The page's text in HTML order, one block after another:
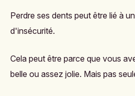
Perdre ses dents peut être lié à
d'insécurité.
Cela peut être parce que vous
belle ou assez jolie. Mais pas